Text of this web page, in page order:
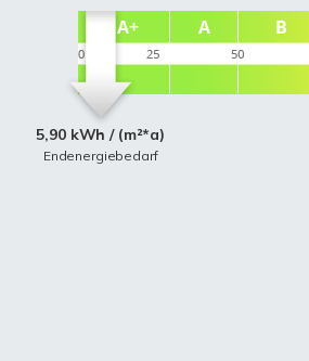
5,90 kWh / (m²*a)
Endenergiebedarf